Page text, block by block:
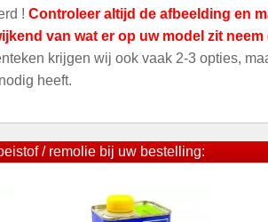
! Controleer altijd de afbeelding en
van wat er op uw model zit
krijgen wij ook vaak 2-3 opties,
heeft.
/ remolie bij uw bestelling: